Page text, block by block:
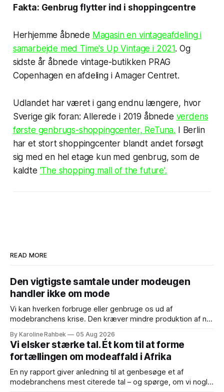
Fakta: Genbrug flytter ind i shoppingcentre
Herhjemme åbnede Magasin en vintageafdeling i
samarbejde med Time's Up Vintage i 2021. Og
sidste år åbnede vintage-butikken PRAG
Copenhagen en afdeling i Amager Centret.
Udlandet har været i gang endnu længere, hvor
Sverige gik foran: Allerede i 2019 åbnede verdens
første genbrugs-shoppingcenter, ReTuna. I Berlin
har et stort shoppingcenter blandt andet forsøgt
sig med en hel etage kun med genbrug, som de
kaldte 'The shopping mall of the future'.
READ MORE
Den vigtigste samtale under modeugen
handler ikke om mode
Vi kan hverken forbruge eller genbruge os ud af
modebranchens krise. Den kræver mindre produktion af nyt
Copenhagen Fashion Week i denne uge løber af stablen,
mødes branchen endnu en gang om nye kollektioner og
spørgsmålet om, hvordan fremtidens
By Karoline Rahbek 05 Aug 2026
Vi elsker stærke tal. Ét kom til at forme
fortællingen om modeaffald i Afrika
En ny rapport giver anledning til at genbesøge et af
modebranchens mest citerede tal – og spørge, om vi nogle